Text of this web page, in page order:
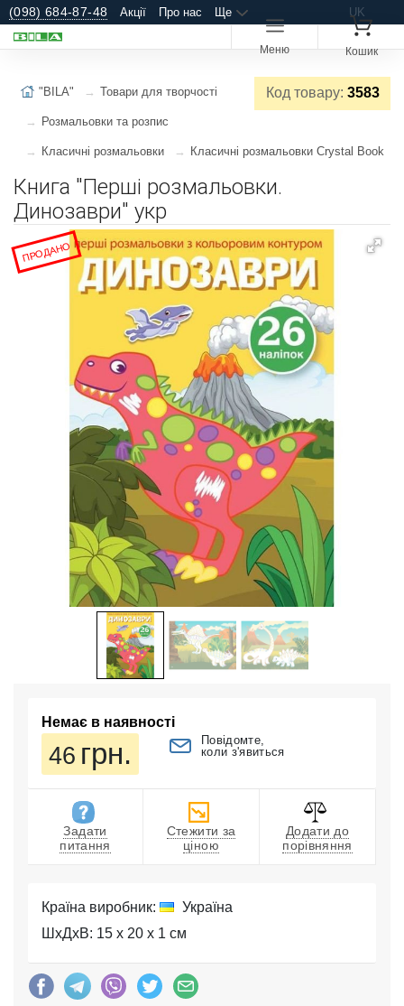
(098) 684-87-48 Акції Про нас Ще UK
Меню Кошик
Код товару: 3583
"BILA" Товари для творчості
Розмальовки та розпис
Класичні розмальовки Класичні розмальовки Crystal Book
Книга "Перші розмальовки.
Динозаври" укр
ПРОДАНО
Немає в наявності
46 грн.
Повідомте,
коли з'явиться
Задати
питання
Стежити за
ціною
Додати до
порівняння
Країна виробник:
Україна
ШхДхВ: 15 x 20 x 1 см